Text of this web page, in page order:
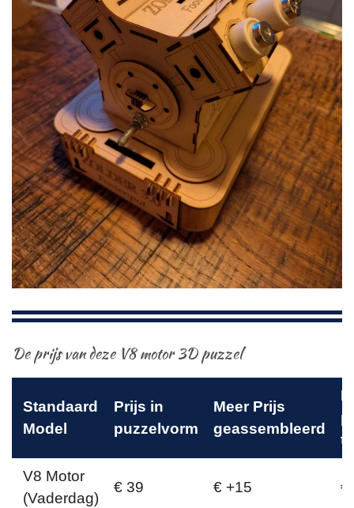
De prijs van deze V8 motor 3D puzzel
Standaard
Model
Prijs in
puzzelvorm
Meer Prijs
geassembleerd
V8 Motor
(Vaderdag)
€ 39 € +15 €